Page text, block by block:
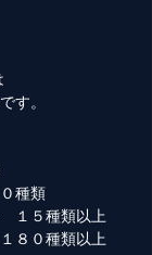
す。
種類
１５種類以上
８０種類以上